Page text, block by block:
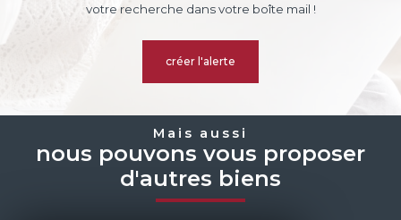
votre recherche dans votre boîte mail !
créer l'alerte
Mais aussi
nous pouvons vous proposer
d'autres biens